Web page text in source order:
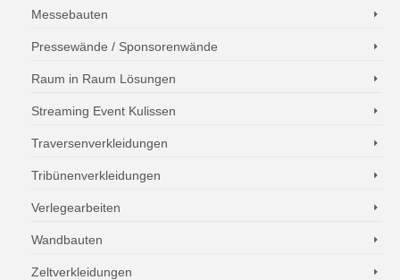
Messebauten
Pressewände / Sponsorenwände
Raum in Raum Lösungen
Streaming Event Kulissen
Traversenverkleidungen
Tribünenverkleidungen
Verlegearbeiten
Wandbauten
Zeltverkleidungen